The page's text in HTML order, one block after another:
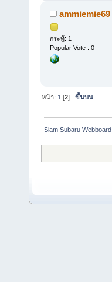
ammiemie69
กระทู้: 1
Popular Vote : 0
หน้า: 1 [2]ขึ้นบน
Siam Subaru Webboard